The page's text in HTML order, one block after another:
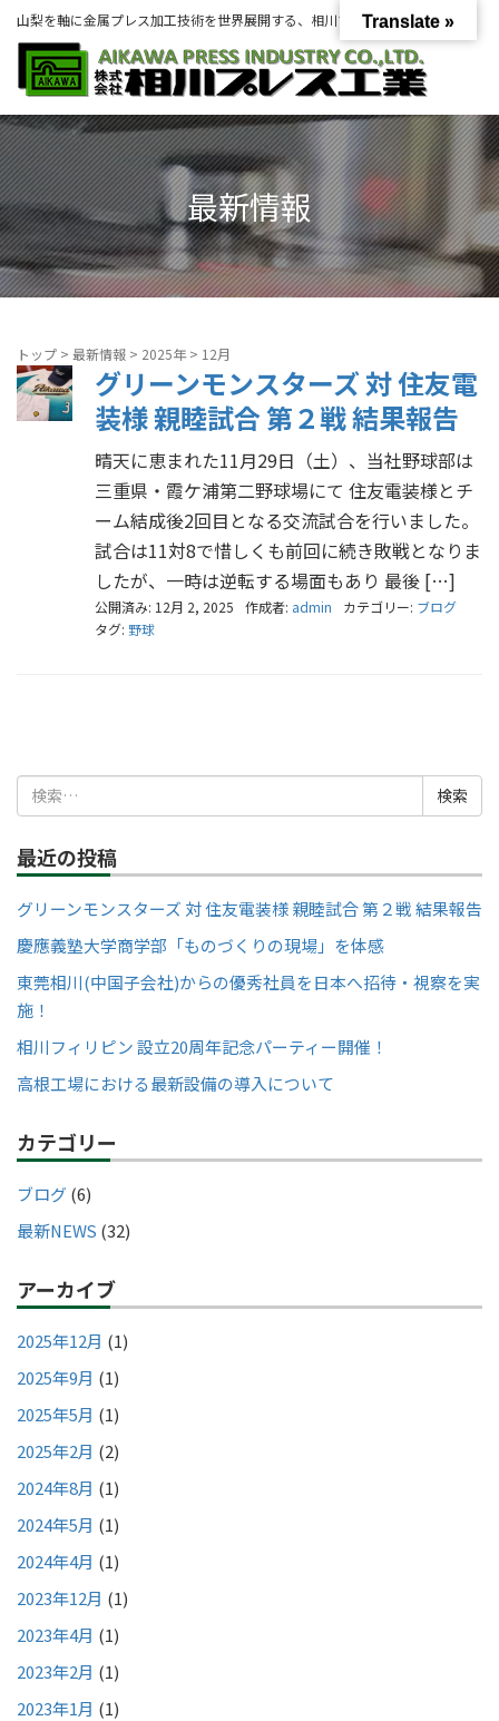
山梨を軸に金属プレス加工技術を世界展開する、相川プレス工業グループ。
最新情報
トップ > 最新情報 > 2025年> 12月
グリーンモンスターズ 対 住友電
装様 親睦試合 第２戦 結果報告
晴天に恵まれた11月29日（土）、当社野球部は
三重県・霞ケ浦第二野球場にて 住友電装様とチ
ーム結成後2回目となる交流試合を行いました。
試合は11対8で惜しくも前回に続き敗戦となりま
したが、一時は逆転する場面もあり 最後 […]
公開済み: 12月 2, 2025 作成者: admin カテゴリー: ブログ
タグ: 野球
索:
最近の投稿
グリーンモンスターズ 対 住友電装様 親睦試合 第２戦 結果報告
慶應義塾大学商学部「ものづくりの現場」を体感
東莞相川(中国子会社)からの優秀社員を日本へ招待・視察を実
施！
相川フィリピン 設立20周年記念パーティー開催！
高根工場における最新設備の導入について
カテゴリー
ブログ (6)
最新NEWS (32)
アーカイブ
2025年12月 (1)
2025年9月 (1)
2025年5月 (1)
2025年2月 (2)
2024年8月 (1)
2024年5月 (1)
2024年4月 (1)
2023年12月 (1)
2023年4月 (1)
2023年2月 (1)
2023年1月 (1)
Translate »